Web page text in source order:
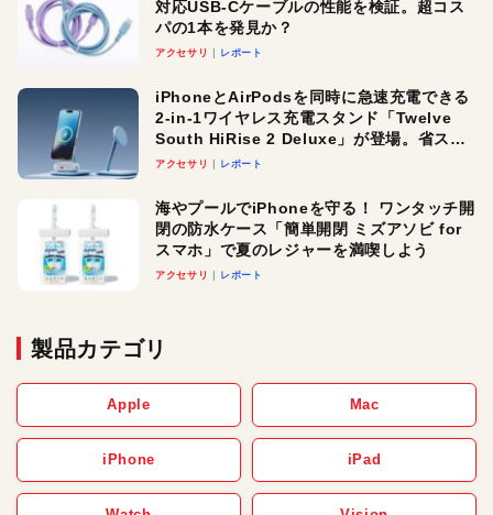
対応USB-Cケーブルの性能を検証。超コス
パの1本を発見か？
アクセサリ レポート
iPhoneとAirPodsを同時に急速充電できる
2-in-1ワイヤレス充電スタンド「Twelve
South HiRise 2 Deluxe」が登場。省スペ
ースでおしゃれに充電したい人にオスス
アクセサリ レポート
海やプールでiPhoneを守る！ ワンタッチ開
閉の防水ケース「簡単開閉 ミズアソビ for
スマホ」で夏のレジャーを満喫しよう
アクセサリ レポート
製品カテゴリ
Apple Mac
iPhone iPad